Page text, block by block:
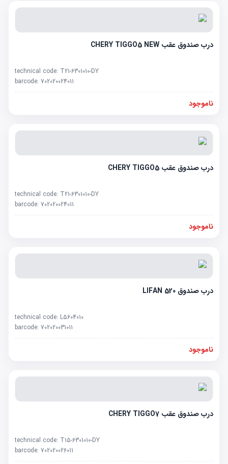
درب صندوق عقب CHERY TIGGO5 NEW
technical code: T21-6301010-DY
barcode: 702020024011
ناموجود
درب صندوق عقب CHERY TIGGO5
technical code: T21-6301010-DY
barcode: 702020024011
ناموجود
درب صندوق LIFAN 520
technical code: L5604010
barcode: 702020031011
ناموجود
درب صندوق عقب CHERY TIGGO7
technical code: T15-6301010-DY
barcode: 702020026011